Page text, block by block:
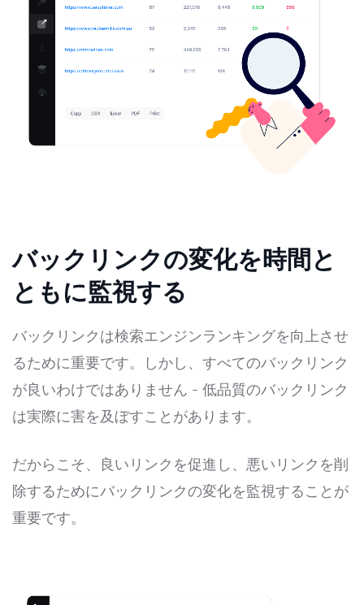
バックリンクの変化を時間と
ともに監視する
バックリンクは検索エンジンランキングを向上させ
るために重要です。しかし、すべてのバックリンク
が良いわけではありません - 低品質のバックリンク
は実際に害を及ぼすことがあります。
だからこそ、良いリンクを促進し、悪いリンクを削
除するためにバックリンクの変化を監視することが
重要です。